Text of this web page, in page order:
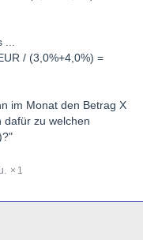
/ (3,0%+4,0%) =
im Monat den Betrag X
dafür zu welchen
1